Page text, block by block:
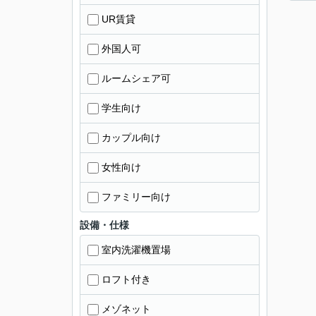
UR賃貸
外国人可
ルームシェア可
学生向け
カップル向け
女性向け
ファミリー向け
設備・仕様
室内洗濯機置場
ロフト付き
メゾネット